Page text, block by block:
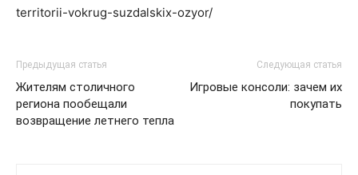
territorii-vokrug-suzdalskix-ozyor/
Предыдущая статья
Жителям столичного
региона пообещали
возвращение летнего тепла
Следующая статья
Игровые консоли: зачем их
покупать